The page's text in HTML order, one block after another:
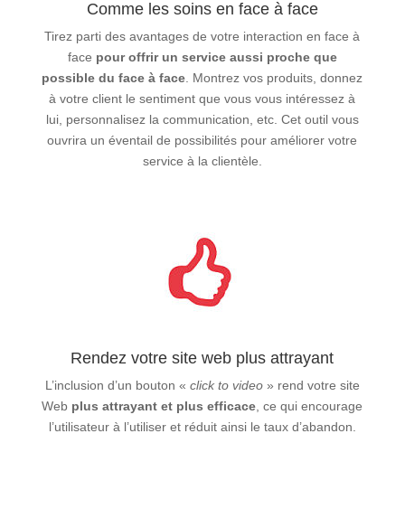
Comme les soins en face à face
Tirez parti des avantages de votre interaction en face à
face pour offrir un service aussi proche que
possible du face à face . Montrez vos produits, donnez
à votre client le sentiment que vous vous intéressez à
lui, personnalisez la communication, etc. Cet outil vous
ouvrira un éventail de possibilités pour améliorer votre
service à la clientèle.
Rendez votre site web plus attrayant
L’inclusion d’un bouton « click to video» rend votre site
Web plus attrayant et plus efficace , ce qui encourage
l’utilisateur à l’utiliser et réduit ainsi le taux d’abandon.